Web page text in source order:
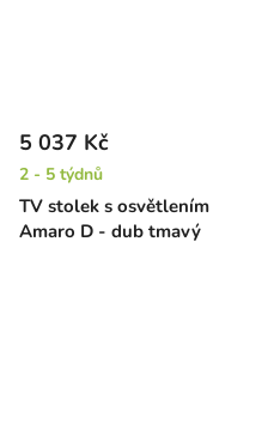
TV stolek s osvětlením
Amaro D - dub tmavý
5 037 Kč
2 - 5 týdnů